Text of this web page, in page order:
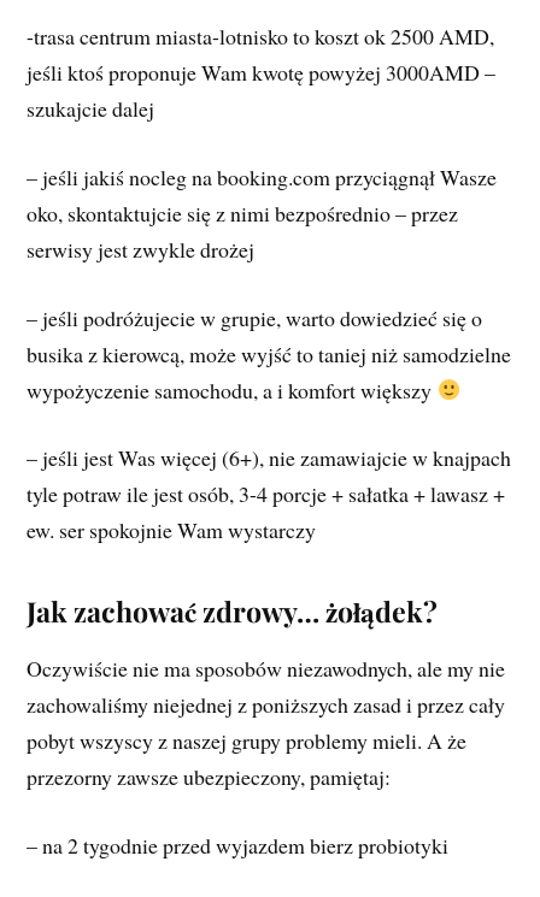
-trasa centrum miasta-lotnisko to koszt ok 2500 AMD,
jeśli ktoś proponuje Wam kwotę powyżej 3000AMD –
szukajcie dalej
– jeśli jakiś nocleg na booking.com przyciągnął Wasze
oko, skontaktujcie się z nimi bezpośrednio – przez
serwisy jest zwykle drożej
– jeśli podróżujecie w grupie, warto dowiedzieć się o
busika z kierowcą, może wyjść to taniej niż samodzielne
wypożyczenie samochodu, a i komfort większy
– jeśli jest Was więcej (6+), nie zamawiajcie w knajpach
tyle potraw ile jest osób, 3-4 porcje + sałatka + lawasz +
ew. ser spokojnie Wam wystarczy
Jak zachować zdrowy… żołądek?
Oczywiście nie ma sposobów niezawodnych, ale my nie
zachowaliśmy niejednej z poniższych zasad i przez cały
pobyt wszyscy z naszej grupy problemy mieli. A że
przezorny zawsze ubezpieczony, pamiętaj:
– na 2 tygodnie przed wyjazdem bierz probiotyki